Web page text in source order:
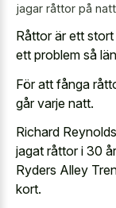
jagar råttor på
Råttor är ett
ett problem så
För att fånga
går varje natt.
Richard
jagat råttor i 30
Ryders Alley
kort.